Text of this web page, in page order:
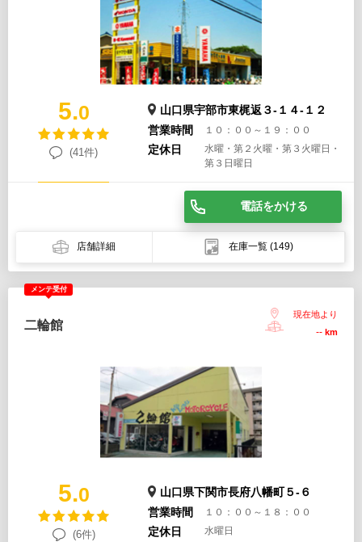
5.0
(41件)
山口県宇部市東梶返３-１４-１２
営業時間
１０：００～１９：００
定休日
水曜・第２火曜・第３火曜日・
第３日曜日
電話をかける
店舗詳細 在庫一覧 (149)
メンテ受付
二輪館
現在地より
-- km
5.0
(6件)
山口県下関市長府八幡町５-６
営業時間
１０：００～１８：００
定休日 水曜日